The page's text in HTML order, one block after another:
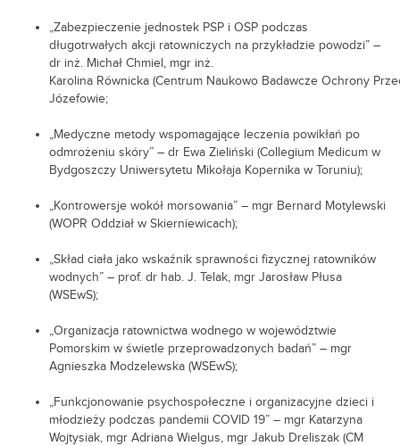
„Zabezpieczenie jednostek PSP i OSP podczas
długotrwałych akcji ratowniczych na przykładzie powodzi” –
dr inż. Michał Chmiel, mgr inż.
Karolina Równicka (Centrum Naukowo Badawcze Ochrony
Józefowie;
„Medyczne metody wspomagające leczenia powikłań po
odmrożeniu skóry” – dr Ewa Zieliński (Collegium Medicum w
Bydgoszczy Uniwersytetu Mikołaja Kopernika w Toruniu);
„Kontrowersje wokół morsowania” – mgr Bernard Motylewski
(WOPR Oddział w Skierniewicach);
„Skład ciała jako wskaźnik sprawności fizycznej ratowników
wodnych” – prof. dr hab. J. Telak, mgr Jarosław Płusa
(WSEwS);
„Organizacja ratownictwa wodnego w województwie
Pomorskim w świetle przeprowadzonych badań” – mgr
Agnieszka Modzelewska (WSEwS);
„Funkcjonowanie psychospołeczne i organizacyjne dzieci i
młodzieży podczas pandemii COVID 19” – mgr Katarzyna
Wojtysiak, mgr Adriana Wielgus, mgr Jakub Dreliszak (CM